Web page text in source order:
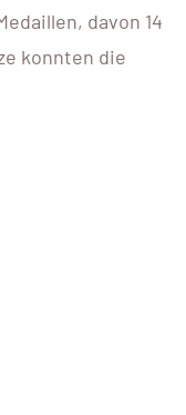
davon 14
konnten die